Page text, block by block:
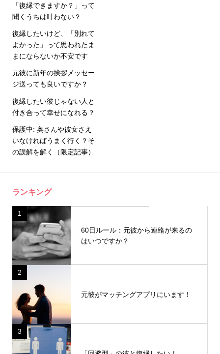
「復縁できますか？」って
聞くうちは叶わない？
復縁したいけど、「別れて
よかった」って思われたま
まにならないか不安です
元彼に新年の挨拶メッセー
ジ送っても良いですか？
復縁したい彼じゃない人と
付き合って幸せになれる？
保護中: 奥さんや彼女さえ
いなければうまく行く？そ
の誤解を解く（限定記事）
ランキング
1
60日ルール：元彼から連絡が来るの
はいつですか？
2
元彼がマッチングアプリにいます！
3